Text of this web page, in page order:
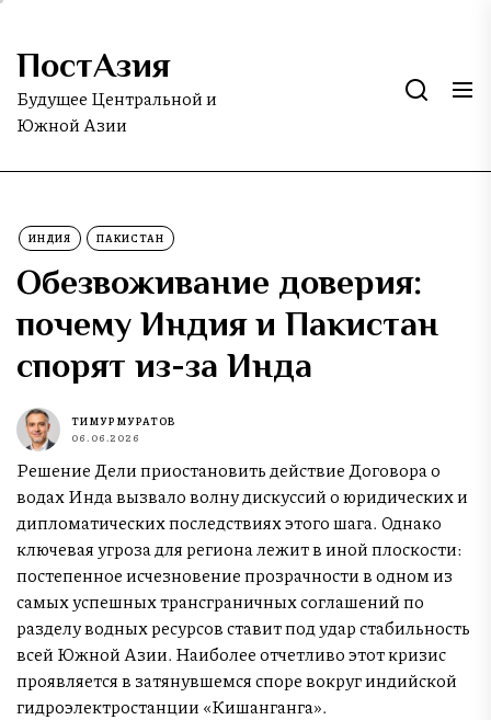
Skip
the
content
ПостАзия
Будущее Центральной и
Южной Азии
ИНДИЯ ПАКИСТАН
Обезвоживание доверия:
почему Индия и Пакистан
спорят из-за Инда
ТИМУР МУРАТОВ
06.06.2026
Решение Дели приостановить действие Договора о
водах Инда вызвало волну дискуссий о юридических и
дипломатических последствиях этого шага. Однако
ключевая угроза для региона лежит в иной плоскости:
постепенное исчезновение прозрачности в одном из
самых успешных трансграничных соглашений по
разделу водных ресурсов ставит под удар стабильность
всей Южной Азии. Наиболее отчетливо этот кризис
проявляется в затянувшемся споре вокруг индийской
гидроэлектростанции «Кишанганга».